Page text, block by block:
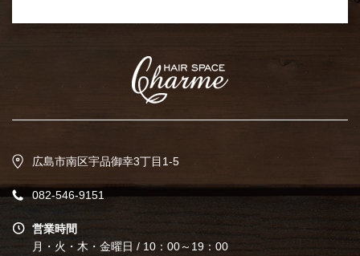
広島市南区宇品御幸3丁目1-5
082-546-9151
営業時間
月・火・木・金曜日 / 10：00～19：00